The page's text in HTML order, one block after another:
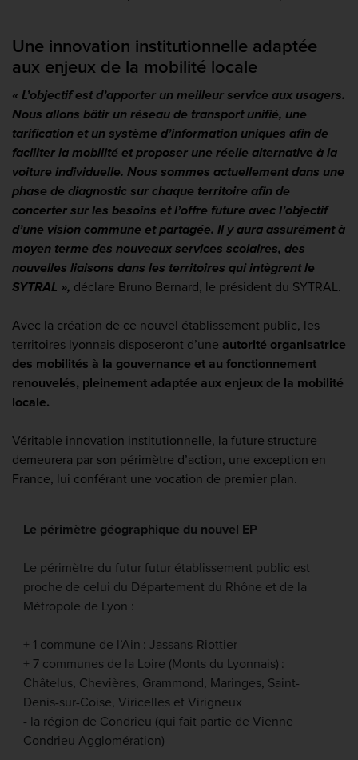
Une innovation institutionnelle adaptée
aux enjeux de la mobilité locale
« L’objectif est d’apporter un meilleur service aux usagers.
Nous allons bâtir un réseau de transport unifié, une
tarification et un système d’information uniques afin de
faciliter la mobilité et proposer une réelle alternative à la
voiture individuelle. Nous sommes actuellement dans une
phase de diagnostic sur chaque territoire afin de
concerter sur les besoins et l’offre future avec l’objectif
d’une vision commune et partagée. Il y aura assurément à
moyen terme des nouveaux services scolaires, des
nouvelles liaisons dans les territoires qui intègrent le
SYTRAL », déclare Bruno Bernard, le président du SYTRAL.
Avec la création de ce nouvel établissement public, les
territoires lyonnais disposeront d’une autorité organisatrice
des mobilités à la gouvernance et au fonctionnement
renouvelés, pleinement adaptée aux enjeux de la mobilité
locale.
Véritable innovation institutionnelle, la future structure
demeurera par son périmètre d’action, une exception en
France, lui conférant une vocation de premier plan.
Le périmètre géographique du nouvel EP
Le périmètre du futur futur établissement public est
proche de celui du Département du Rhône et de la
Métropole de Lyon :
+ 1 commune de l’Ain : Jassans-Riottier
+ 7 communes de la Loire (Monts du Lyonnais) :
Châtelus, Chevières, Grammond, Maringes, Saint-
Denis-sur-Coise, Viricelles et Virigneux
- la région de Condrieu (qui fait partie de Vienne
Condrieu Agglomération)